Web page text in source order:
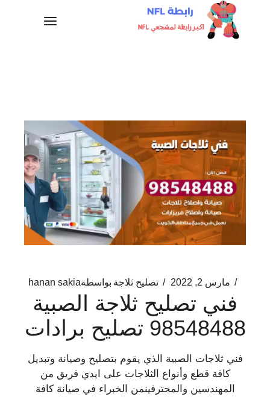
المحتوى
مارس 2, 2022 تصليح ثلاجة بواسطةhanan sakia
فني تصليح ثلاجة الصبية
98548488 تصليح برادات
فني ثلاجات الصبية الذي يقوم بتصليح وصيانة وتبديل
كافة قطع وأنواع الثلاجات على ايدي فريق من
المهندسين والمحترفينمن الخبراء في صيانة كافة